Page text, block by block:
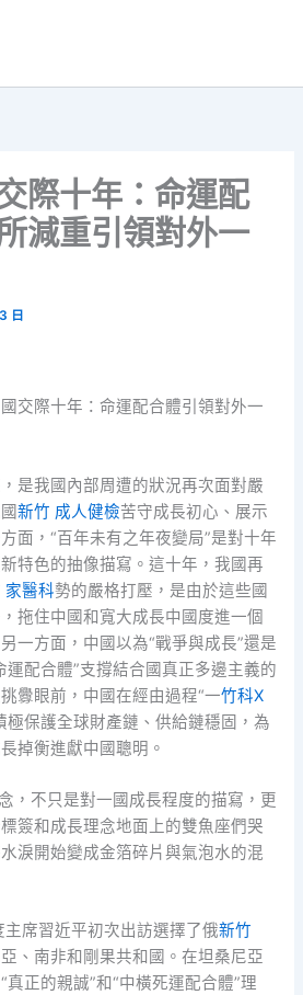
際十年：命運配
減重引領對外一
日
交際十年：命運配合體引領對外一
是我國內部周遭的狀況再次面對嚴
新竹 成人健檢苦守成長初心、展示
面，“百年未有之年夜變局”是對十年
特色的抽像描寫。這十年，我國再
家醫科勢的嚴格打壓，是由於這些國
拖住中國和寬大成長中國度進一個
一方面，中國以為“戰爭與成長”還是
運配合體”支撐結合國真正多邊主義的
釁眼前，中國在經由過程“一竹科X
極保護全球財產鏈、供給鏈穩固，為
掉衡進獻中國聰明。
，不只是對一國成長程度的描寫，更
簽和成長理念地面上的雙魚座們哭
淚開始變成金箔碎片與氣泡水的混
席習近平初次出訪選擇了俄新竹
、南非和剛果共和國。在坦桑尼亞
正的親誠”和“中橫死運配合體”理